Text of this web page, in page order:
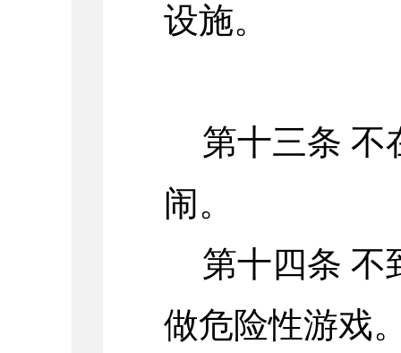
设施。
第十三条 不
闹。
第十四条 不
做危险性游戏